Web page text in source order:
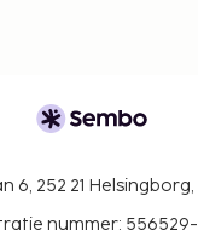
6, 252 21 Helsingborg,
nummer: 556529-